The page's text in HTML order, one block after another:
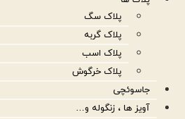
پلاک سگ
پلاک گربه
پلاک اسب
پلاک خرگوش
جاسوئچی
آویز ها ، زنگوله و…